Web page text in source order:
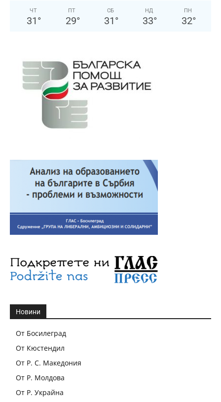
ЧТ
31 °
ПТ
29°
СБ
31 °
НД
33°
ПН
32°
Новини
От Босилеград
От Кюстендил
От Р. С. Македония
От Р. Молдова
От Р. Украйна